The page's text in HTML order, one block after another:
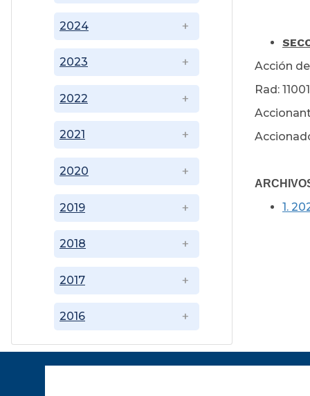
2016
2017
2018
2019
2020
2021
2022
2023
2024
Acción
Rad:
1.